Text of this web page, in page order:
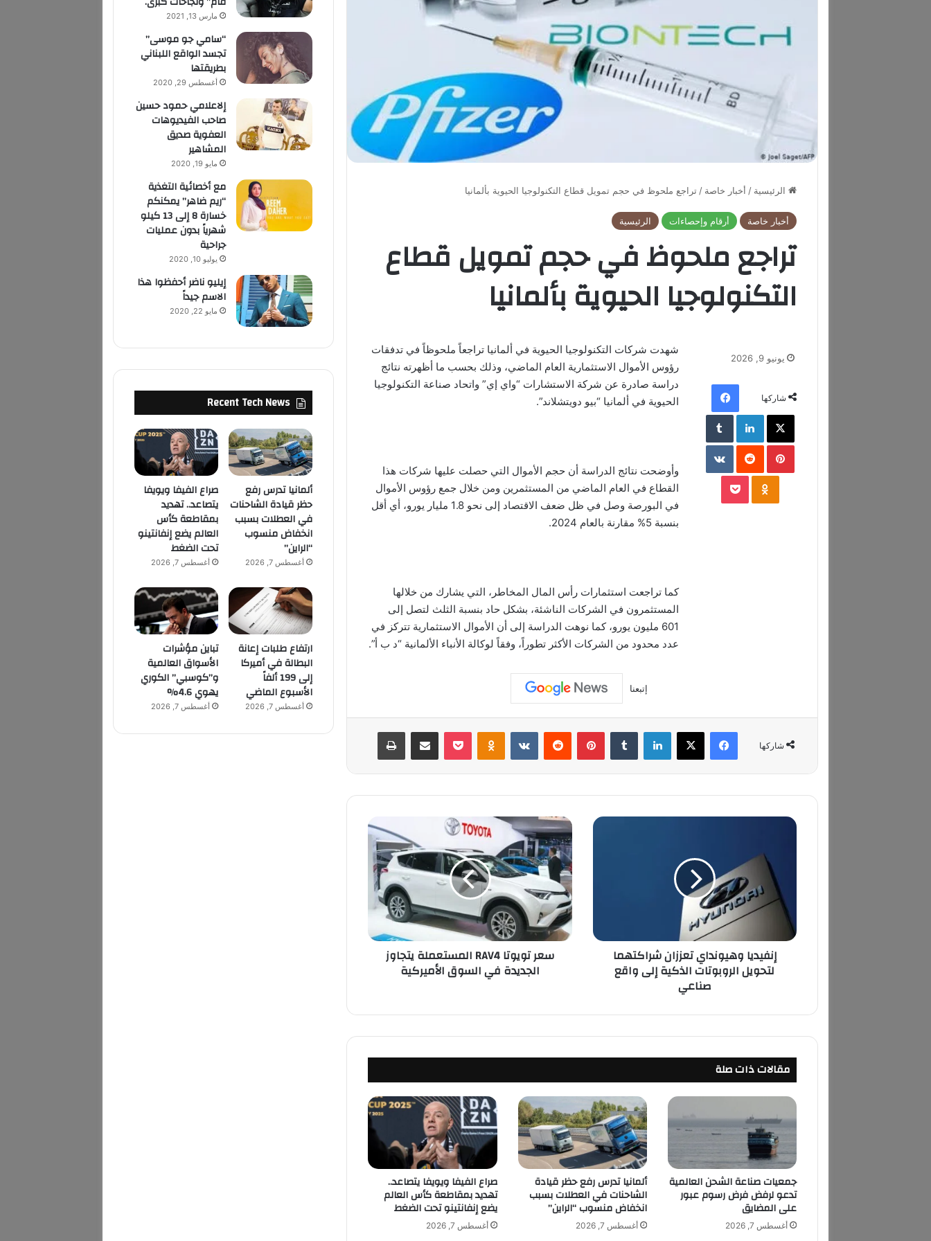
الرئيسية / أخبار خاصة / تراجع ملحوظ في حجم تمويل قطاع التكنولوجيا الحيوية بألمانيا
أخبار خاصة أرقام وإحصاءات الرئيسية
تراجع ملحوظ في حجم تمويل قطاع
التكنولوجيا الحيوية بألمانيا
شهدت شركات التكنولوجيا الحيوية في ألمانيا تراجعاً ملحوظاً في تدفقات
رؤوس الأموال الاستثمارية العام الماضي، وذلك بحسب ما أظهرته نتائج
دراسة صادرة عن شركة الاستشارات “واي إي” واتحاد صناعة التكنولوجيا
الحيوية في ألمانيا “بيو دويتشلاند”.
وأوضحت نتائج الدراسة أن حجم الأموال التي حصلت عليها شركات هذا
القطاع في العام الماضي من المستثمرين ومن خلال جمع رؤوس الأموال
في البورصة وصل في ظل ضعف الاقتصاد إلى نحو 1.8 مليار يورو، أي أقل
بنسبة 5% مقارنة بالعام 2024.
كما تراجعت استثمارات رأس المال المخاطر، التي يشارك من خلالها
المستثمرون في الشركات الناشئة، بشكل حاد بنسبة الثلث لتصل إلى
601 مليون يورو، كما نوهت الدراسة إلى أن الأموال الاستثمارية تتركز في
عدد محدود من الشركات الأكثر تطوراً، وفقاً لوكالة الأنباء الألمانية “د ب أ”.
يونيو 9, 2026
شاركها
فيسبوك
‫X لينكدإن
بينتيريست ‏Reddit
Odnoklassniki
‫Pocket
إتبعنا
شاركها
فيسبوك ‫X لينكدإن ‏Tumblr بينتيريست ‏Reddit
‏VKontakte
Odnoklassniki
‫Pocket مشاركة عبر البريد طباعة
إ
و
ه
ا
ع
ز
ا
ش
ر
ا
ت
ه
ا
إنفيديا وهيونداي تعززان شراكتهما
لتحويل الروبوتات الذكية إلى واقع
صناعي
س
ع
ر
ت
و
ي
و
ت
ا
ا
س
ع
م
ل
ة
ي
ت
ج
ا
و
سعر تويوتا RAV4 المستعملة يتجاوز
الجديدة في السوق الأميركية
مقالات ذات صلة
جمعيات صناعة الشحن العالمية
تدعو لرفض فرض رسوم عبور
على المضايق
أغسطس 7, 2026
ألمانيا تدرس رفع حظر قيادة
الشاحنات في العطلات بسبب
انخفاض منسوب “الراين”
أغسطس 7, 2026
صراع الفيفا ويويفا يتصاعد..
تهديد بمقاطعة كأس العالم
يضع إنفانتينو تحت الضغط
أغسطس 7, 2026
مارس 13, 2021
“سامي جو موسى”
تجسد الواقع اللبناني
بطريقتها
أغسطس 29, 2020
إلاعلامي حمود حسين
صاحب الفيديوهات
العفوية صديق
المشاهير
مايو 19, 2020
مع أخصائية التغذية
“ريم ضاهر” يمكنكم
خسارة 8 إلى 13 كيلو
شهرياً بدون عمليات
جراحية
يوليو 10, 2020
إيليو ناضر أحفظوا هذا
الاسم جيداً
مايو 22, 2020
Recent Tech News
ألمانيا تدرس رفع
حظر قيادة الشاحنات
في العطلات بسبب
انخفاض منسوب
“الراين”
أغسطس 7, 2026
صراع الفيفا ويويفا
يتصاعد.. تهديد
بمقاطعة كأس
العالم يضع إنفانتينو
تحت الضغط
أغسطس 7, 2026
ارتفاع طلبات إعانة
البطالة في أميركا
إلى 199 ألفاً
الأسبوع الماضي
أغسطس 7, 2026
تباين مؤشرات
الأسواق العالمية
و”كوسبي” الكوري
يهوي 4.6%
أغسطس 7, 2026